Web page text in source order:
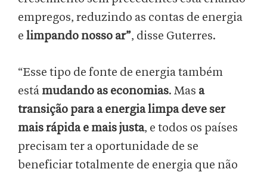
empregos, reduzindo as contas de energia
e limpando nosso ar”, disse Guterres.
“Esse tipo de fonte de energia também
está mudando as economias. Mas a
transição para a energia limpa deve ser
mais rápida e mais justa, e todos os países
precisam ter a oportunidade de se
beneficiar totalmente de energia que não